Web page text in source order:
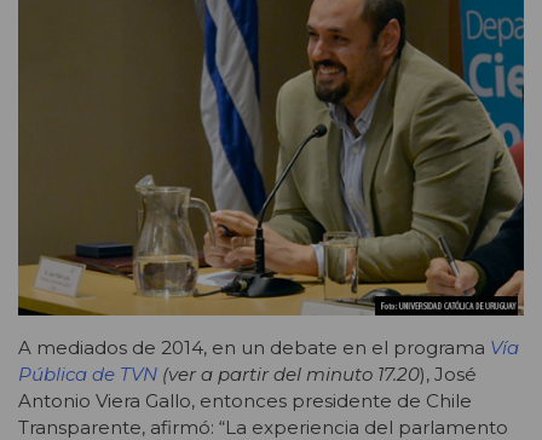
A mediados de 2014, en un debate en el programa Vía
Pública de TVN (ver a partir del minuto 17.20), José
Antonio Viera Gallo, entonces presidente de Chile
Transparente, afirmó: “La experiencia del parlamento